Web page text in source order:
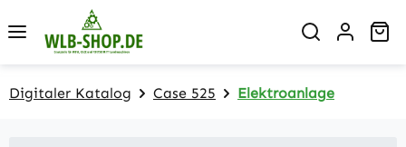
Zum Hauptinhalt springen
Digitaler Katalog Case 525 Elektroanlage